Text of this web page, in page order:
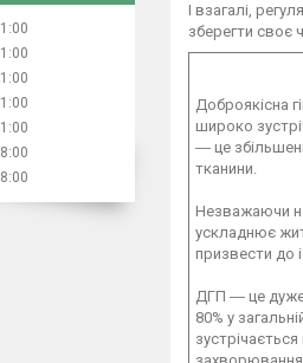
І взагалі,
зберегти своє
Доброякісна
широко
― це
тканини.
Незважаючи
ускладнює
призвести до
ДГП ― це дуже
80% у